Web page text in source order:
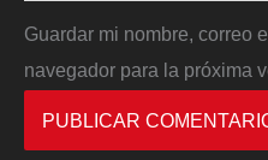
Guardar mi nombre, correo
navegador para la próxima